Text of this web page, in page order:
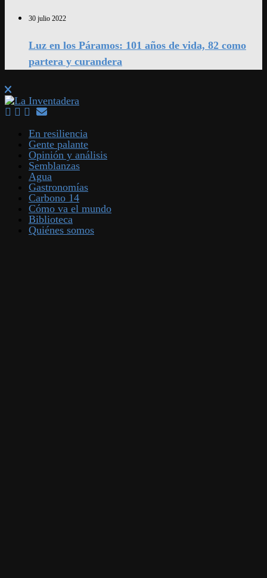
30 julio 2022
Luz en los Páramos: 101 años de vida, 82 como
partera y curandera
En resiliencia
Gente palante
Opinión y análisis
Semblanzas
Agua
Gastronomías
Carbono 14
Cómo va el mundo
Biblioteca
Quiénes somos